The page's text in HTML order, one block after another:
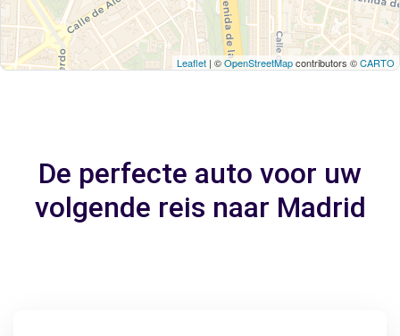
Leaflet | ©OpenStreetMapcontributors ©CARTO
De perfecte auto voor uw
volgende reis naar Madrid